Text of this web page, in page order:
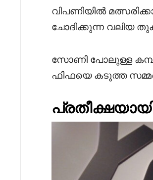
വിപണിയിൽ
ചോദിക്കുന്ന വലിയ
സോണി പോലുള്ള
ഫിഫയെ കടുത്ത